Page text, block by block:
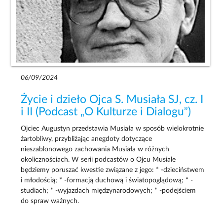
06/09/2024
Życie i dzieło Ojca S. Musiała SJ, cz. I
i II (Podcast „O Kulturze i Dialogu”)
Ojciec Augustyn przedstawia Musiała w sposób wielokrotnie
żartobliwy, przybliżając anegdoty dotyczące
nieszablonowego zachowania Musiała w różnych
okolicznościach. W serii podcastów o Ojcu Musiale
będziemy poruszać kwestie związane z jego: * -dzieciństwem
i młodością; * -formacją duchową i światopoglądową; * -
studiach; * -wyjazdach międzynarodowych; * -podejściem
do spraw ważnych.